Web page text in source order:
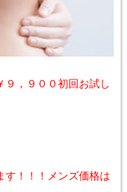
９，９００初回お試し
す！！！メンズ価格は